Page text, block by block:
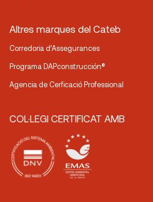
Altres marques del Cateb
Corredoria d’Assegurances
Programa DAPconstrucción®
Agencia de Cerficació Professional
COL·LEGI CERTIFICAT AMB